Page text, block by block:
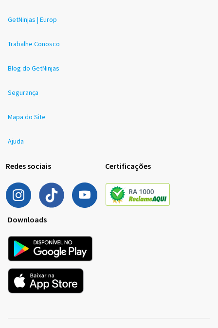
GetNinjas | Europ
Trabalhe Conosco
Blog do GetNinjas
Segurança
Mapa do Site
Ajuda
Redes sociais Certificações
Downloads